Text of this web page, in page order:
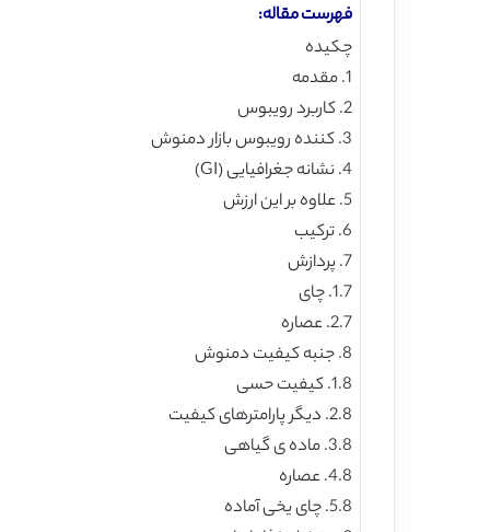
فهرست مقاله:
چکیده
1. مقدمه
2. کاربرد رویبوس
3. کننده رویبوس بازار دمنوش
4. نشانه جغرافیایی (GI)
5. علاوه بر این ارزش
6. ترکیب
7. پردازش
1.7. چای
2.7. عصاره
8. جنبه کیفیت دمنوش
1.8. کیفیت حسی
2.8. دیگر پارامترهای کیفیت
3.8. ماده ی گیاهی
4.8. عصاره
5.8. چای یخی آماده